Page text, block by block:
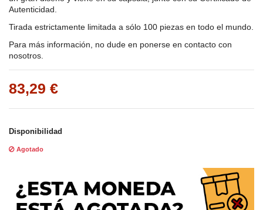
Autenticidad.
Tirada estrictamente limitada a sólo 100 piezas en todo el mundo.
Para más información, no dude en ponerse en contacto con
nosotros.
83,29 €
Disponibilidad
Agotado